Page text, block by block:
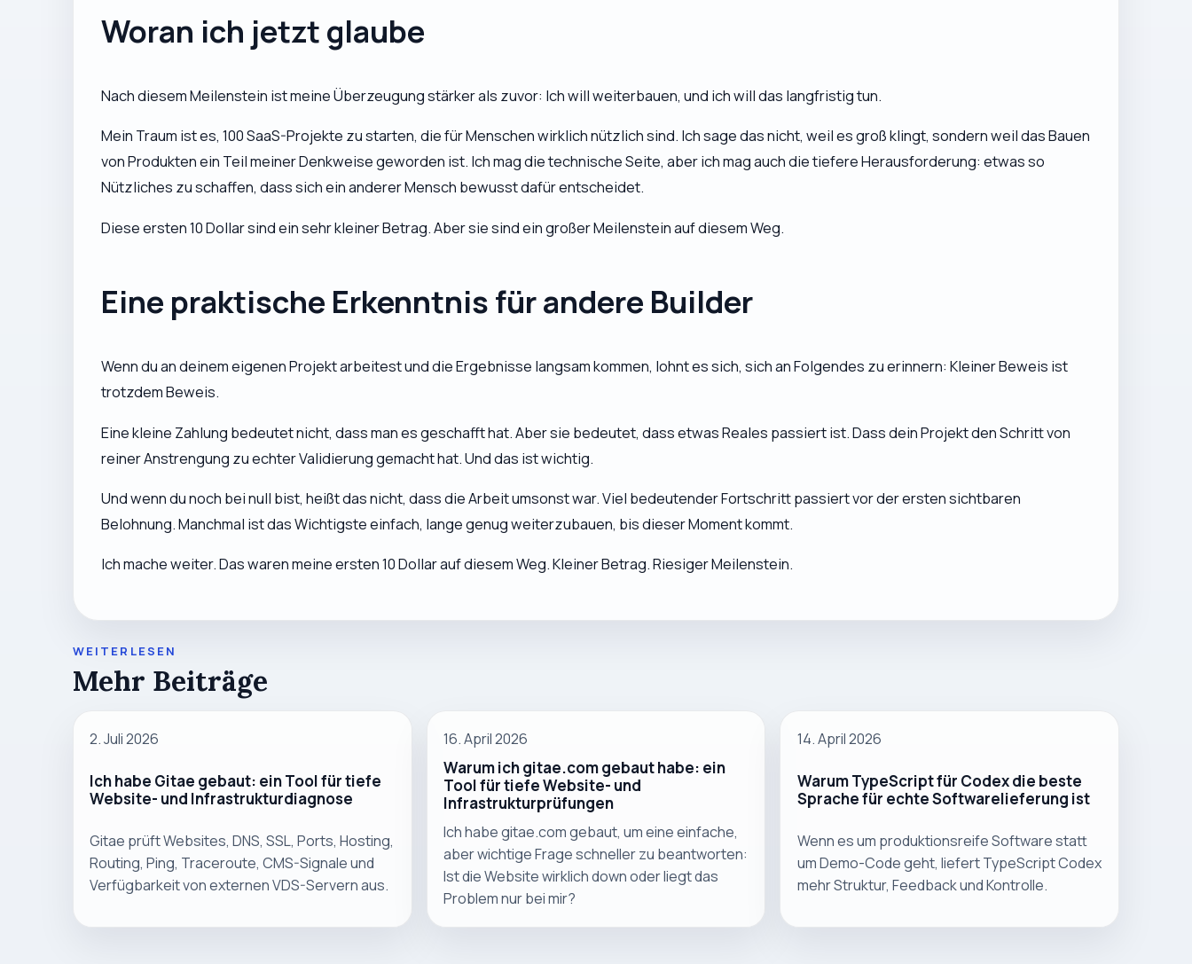
Woran ich jetzt glaube
Nach diesem Meilenstein ist meine Überzeugung stärker als zuvor: Ich will weiterbauen, und ich will das langfristig tun.
Mein Traum ist es, 100 SaaS-Projekte zu starten, die für Menschen wirklich nützlich sind. Ich sage das nicht, weil es groß klingt, sondern weil das Bauen
von Produkten ein Teil meiner Denkweise geworden ist. Ich mag die technische Seite, aber ich mag auch die tiefere Herausforderung: etwas so
Nützliches zu schaffen, dass sich ein anderer Mensch bewusst dafür entscheidet.
Diese ersten 10 Dollar sind ein sehr kleiner Betrag. Aber sie sind ein großer Meilenstein auf diesem Weg.
Eine praktische Erkenntnis für andere Builder
Wenn du an deinem eigenen Projekt arbeitest und die Ergebnisse langsam kommen, lohnt es sich, sich an Folgendes zu erinnern: Kleiner Beweis ist
trotzdem Beweis.
Eine kleine Zahlung bedeutet nicht, dass man es geschafft hat. Aber sie bedeutet, dass etwas Reales passiert ist. Dass dein Projekt den Schritt von
reiner Anstrengung zu echter Validierung gemacht hat. Und das ist wichtig.
Und wenn du noch bei null bist, heißt das nicht, dass die Arbeit umsonst war. Viel bedeutender Fortschritt passiert vor der ersten sichtbaren
Belohnung. Manchmal ist das Wichtigste einfach, lange genug weiterzubauen, bis dieser Moment kommt.
Ich mache weiter. Das waren meine ersten 10 Dollar auf diesem Weg. Kleiner Betrag. Riesiger Meilenstein.
WEITERLESEN
Mehr Beiträge
2. Juli 2026
Ich habe Gitae gebaut: ein Tool für tiefe
Website- und Infrastrukturdiagnose
Gitae prüft Websites, DNS, SSL, Ports, Hosting,
Routing, Ping, Traceroute, CMS-Signale und
Verfügbarkeit von externen VDS-Servern aus.
16. April 2026
Warum ich gitae.com gebaut habe: ein
Tool für tiefe Website- und
Infrastrukturprüfungen
Ich habe gitae.com gebaut, um eine einfache,
aber wichtige Frage schneller zu beantworten:
Ist die Website wirklich down oder liegt das
Problem nur bei mir?
14. April 2026
Warum TypeScript für Codex die beste
Sprache für echte Softwarelieferung ist
Wenn es um produktionsreife Software statt
um Demo-Code geht, liefert TypeScript Codex
mehr Struktur, Feedback und Kontrolle.